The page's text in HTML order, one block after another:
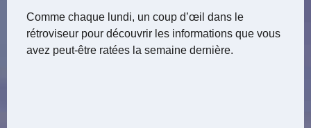
Comme chaque lundi, un coup d’œil dans le
rétroviseur pour découvrir les informations que vous
avez peut-être ratées la semaine dernière.